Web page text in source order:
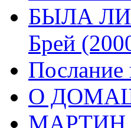
БЫЛА ЛИ
Брей
Послание
О
МАРТИН